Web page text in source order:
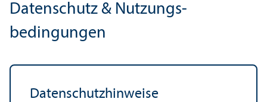
Datenschutz & Nutzungs­
bedingungen
Datenschutz­hinweise